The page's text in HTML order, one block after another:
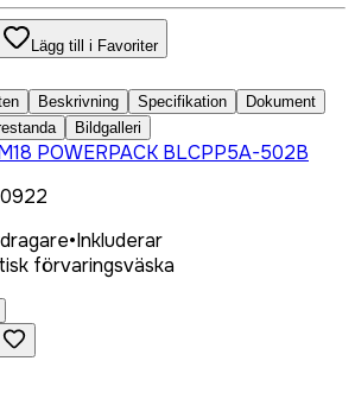
Lägg till i Favoriter
Beskrivning Specifikation
Dokument
Bildgalleri
POWERPACK BLCPP5A-502B
•Inkluderar
förvaringsväska